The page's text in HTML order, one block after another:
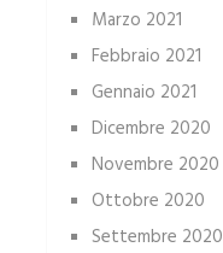
Marzo 2021
Febbraio 2021
Gennaio 2021
Dicembre 2020
Novembre 2020
Ottobre 2020
Settembre 2020